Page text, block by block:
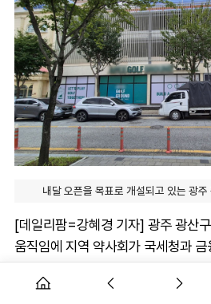
내달 오픈을 목표로 개설되고 있는 광
[데일리팜=강혜경 기자] 광주 광산
움직임에 지역 약사회가 국세청과
확인을 요청하고 나섰다.